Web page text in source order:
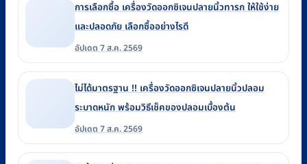
การเลือกซื้อ เครื่องวัดออกซิเจนปลายนิ้วทารก ให้ใช้ง่าย
และปลอดภัย เลือกซื้ออย่างไรดี
อัปเดต 7 ส.ค. 2569
ไม่ได้มาตรฐาน !! เครื่องวัดออกซิเจนปลายนิ้วปลอม
ระบาดหนัก พร้อมวิธีเช็คของปลอมเบื้องต้น
อัปเดต 7 ส.ค. 2569